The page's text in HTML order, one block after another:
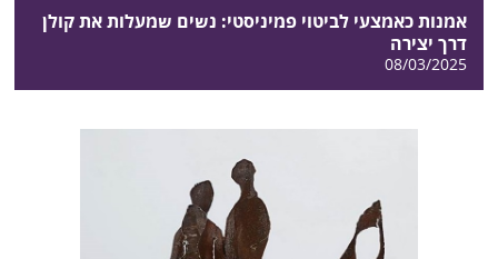
אמנות כאמצעי לביטוי פמיניסטי: נשים שמעלות את קולן
דרך יצירה
08/03/2025